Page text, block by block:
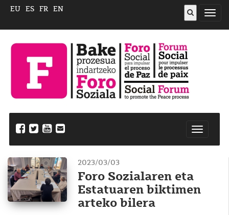
ireki
EU ES FR EN
2023/03/03
Foro Sozialaren eta
Estatuaren biktimen
arteko bilera